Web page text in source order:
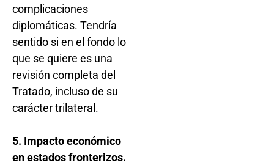
complicaciones
diplomáticas. Tendría
sentido si en el fondo lo
que se quiere es una
revisión completa del
Tratado, incluso de su
carácter trilateral.
5. Impacto económico
en estados fronterizos.